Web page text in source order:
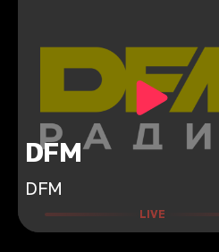
DFM
DFM
LIVE